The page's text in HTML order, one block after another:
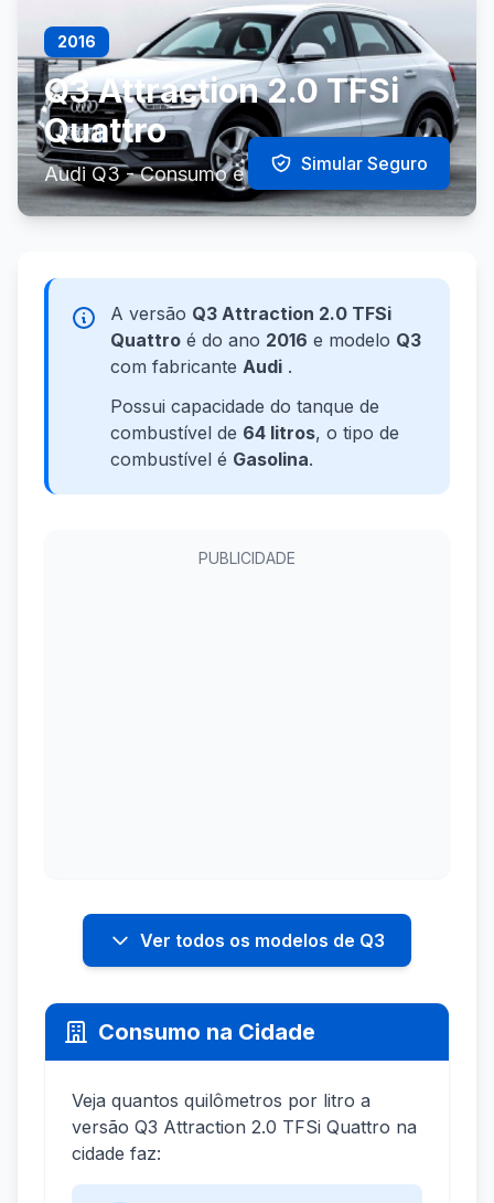
2016
Q3 Attraction 2.0 TFSi
Quattro
Audi Q3 - Consumo e Especificações
Simular Seguro
A versão Q3 Attraction 2.0 TFSi
Quattro é do ano 2016 e modelo Q3
com fabricante Audi .
Possui capacidade do tanque de
combustível de 64 litros, o tipo de
combustível é Gasolina.
PUBLICIDADE
Ver todos os modelos de Q3
Consumo na Cidade
Veja quantos quilômetros por litro a
versão Q3 Attraction 2.0 TFSi Quattro na
cidade faz: